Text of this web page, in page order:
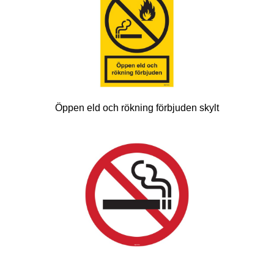
Öppen eld och rökning förbjuden skylt